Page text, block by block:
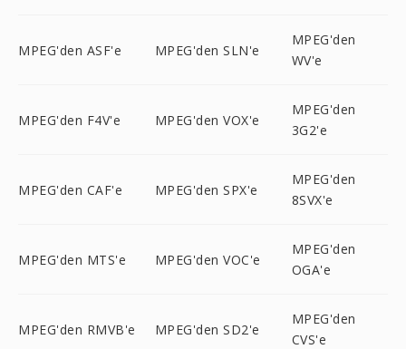
MPEG'den ASF'e MPEG'den SLN'e
MPEG'den
WV'e
MPEG'den F4V'e MPEG'den VOX'e
MPEG'den
3G2'e
MPEG'den CAF'e MPEG'den SPX'e
MPEG'den
8SVX'e
MPEG'den MTS'e MPEG'den VOC'e
MPEG'den
OGA'e
MPEG'den RMVB'e MPEG'den SD2'e
MPEG'den
CVS'e